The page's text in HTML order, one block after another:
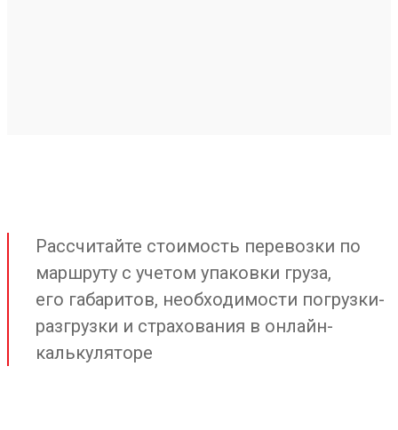
Рассчитайте стоимость перевозки по
маршруту с учетом упаковки груза,
его габаритов, необходимости погрузки-
разгрузки и страхования в онлайн-
калькуляторе